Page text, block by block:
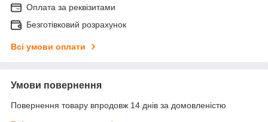
Оплата за реквізитами
Безготівковий розрахунок
Всі умови оплати
Умови повернення
Повернення товару впродовж 14 днів за домовленістю